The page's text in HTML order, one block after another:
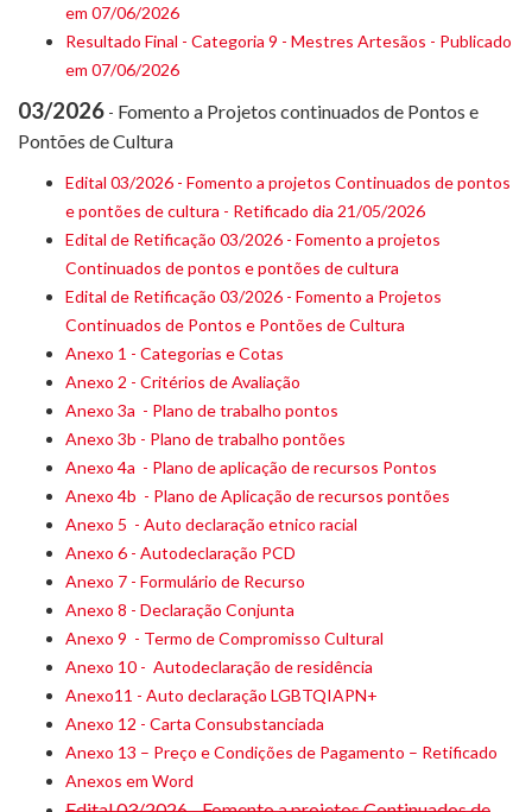
em 07/06/2026
Resultado Final - Categoria 9 - Mestres Artesãos - Publicado
em 07/06/2026
03/2026 - Fomento a Projetos continuados de Pontos e
Pontões de Cultura
Edital 03/2026 - Fomento a projetos Continuados de pontos
e pontões de cultura - Retificado dia 21/05/2026
Edital de Retificação 03/2026 - Fomento a projetos
Continuados de pontos e pontões de cultura
Edital de Retificação 03/2026 - Fomento a Projetos
Continuados de Pontos e Pontões de Cultura
Anexo 1 - Categorias e Cotas
Anexo 2 - Critérios de Avaliação
Anexo 3a - Plano de trabalho pontos
Anexo 3b - Plano de trabalho pontões
Anexo 4a - Plano de aplicação de recursos Pontos
Anexo 4b - Plano de Aplicação de recursos pontões
Anexo 5 - Auto declaração etnico racial
Anexo 6 - Autodeclaração PCD
Anexo 7 - Formulário de Recurso
Anexo 8 - Declaração Conjunta
Anexo 9 - Termo de Compromisso Cultural
Anexo 10 - Autodeclaração de residência
Anexo11 - Auto declaração LGBTQIAPN+
Anexo 12 - Carta Consubstanciada
Anexo 13 – Preço e Condições de Pagamento – Retificado
Anexos em Word